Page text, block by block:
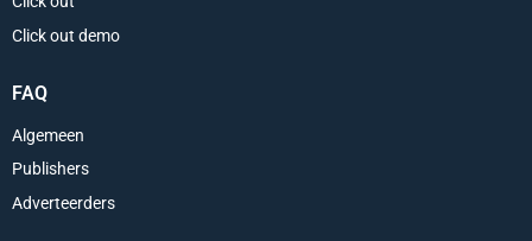
Click out demo
FAQ
Algemeen
Publishers
Adverteerders